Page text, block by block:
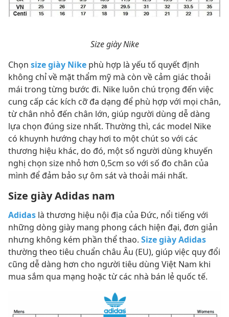
Size giày Nike
Chọn size giày Nike phù hợp là yếu tố quyết định
không chỉ về mặt thẩm mỹ mà còn về cảm giác thoải
mái trong từng bước đi. Nike luôn chú trọng đến việc
cung cấp các kích cỡ đa dạng để phù hợp với mọi chân,
từ chân nhỏ đến chân lớn, giúp người dùng dễ dàng
lựa chọn đúng size nhất. Thường thì, các model Nike
có khuynh hướng chạy hơi to một chút so với các
thương hiệu khác, do đó, một số người dùng khuyến
nghị chọn size nhỏ hơn 0,5cm so với số đo chân của
mình để đảm bảo sự ôm sát và thoải mái nhất.
Size giày Adidas nam
Adidas là thương hiệu nội địa của Đức, nổi tiếng với
những dòng giày mang phong cách hiện đại, đơn giản
nhưng không kém phần thể thao. Size giày Adidas
thường theo tiêu chuẩn châu Âu (EU), giúp việc quy đổi
cũng dễ dàng hơn cho người tiêu dùng Việt Nam khi
mua sắm qua mạng hoặc từ các nhà bán lẻ quốc tế.